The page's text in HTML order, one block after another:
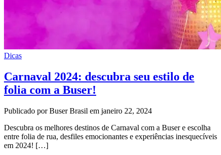
Dicas
Carnaval 2024: descubra seu estilo de
folia com a Buser!
Publicado por Buser Brasil em janeiro 22, 2024
Descubra os melhores destinos de Carnaval com a Buser e escolha
entre folia de rua, desfiles emocionantes e experiências inesquecíveis
em 2024! […]